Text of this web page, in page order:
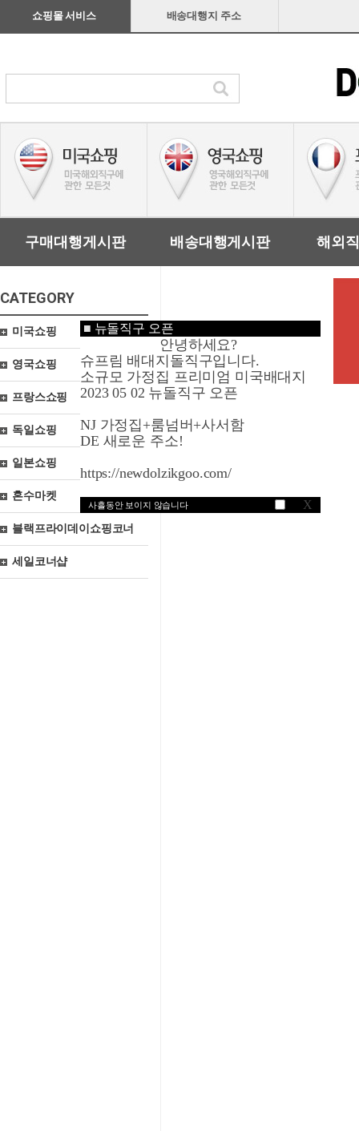
■ 뉴돌직구 오픈
안녕하세요?
슈프림 배대지돌직구입니다.
소규모 가정집 프리미엄 미국배대지
2023 05 02 뉴돌직구 오픈
NJ 가정집+룸넘버+사서함
DE 새로운 주소!
https://newdolzikgoo.com/
사흘동안 보이지 않습니다 X
쇼핑몰 서비스 배송대행지 주소
구매대행게시판 배송대행게시판 해외
CATEGORY
미국쇼핑
영국쇼핑
프랑스쇼핑
독일쇼핑
일본쇼핑
혼수마켓
블랙프라이데이쇼핑코너
세일코너샵